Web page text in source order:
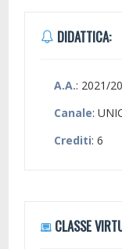
DIDATTICA:
A.A.: 2021/
Canale:
Crediti: 6
CLASSE